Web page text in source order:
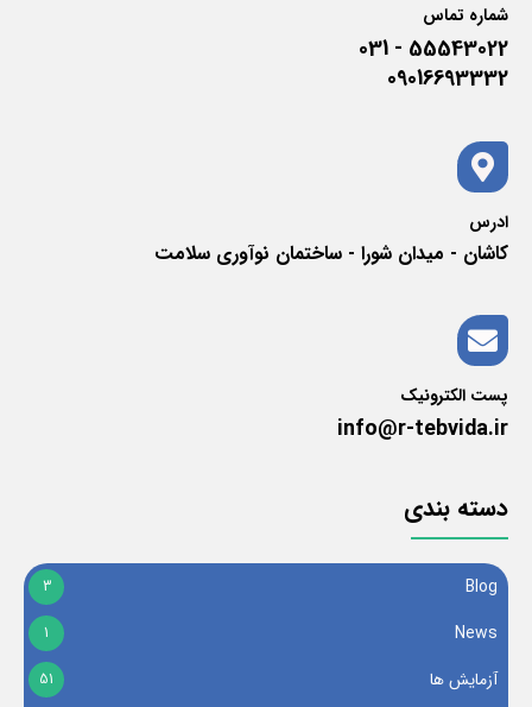
شماره تماس
55543022 - 031
09016693332
ادرس
کاشان - میدان شورا - ساختمان نوآوری سلامت
پست الکترونیک
info@r-tebvida.ir
دسته بندی
Blog
3
News
1
آزمایش ها 51